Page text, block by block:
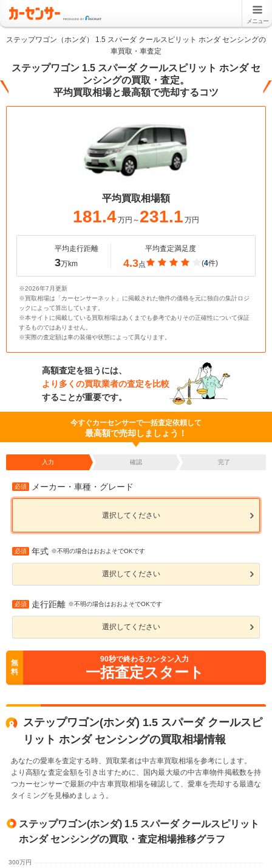
メニュー
ステップワゴン（ホンダ） 1.5 スパーダ クールスピリット ホンダ センシングの
車買取・車査定
ステップワゴン 1.5 スパーダ クールスピリット ホンダ セ
ンシングの買取・査定。
平均買取相場と最高額で売却するコツ
平均買取相場額
181.4万円～ 231.1 万円
平均走行距離
3万km
平均査定満足度
4.3点 (4件)
※2026年7月更新
※買取相場は「カーセンサーネット」に掲載された物件の価格を元に独自の集計ロジ
ックによって算出しています。
※本サイトに掲載している買取相場はあくまでも参考でありその正確性について保証
するものではありません。
※実際の査定額は車の装備や状態によって異なります。
高額査定を狙うには、
より多くの買取業者の査定を比較
することが重要です。
今すぐカーセンサーで一括査定依頼して
最高額で売却しましょう！
入力 確認 完了
必須 メーカー・車種・グレード
選択してください
必須 年式 ※不明の場合はおおよそでOKです
選択してください
必須 走行距離 ※不明の場合はおおよそでOKです
選択してください
無
料
90秒で終わるカンタン入力
一括査定スタート
ステップワゴン(ホンダ) 1.5 スパーダ クールスピ
リット ホンダ センシングの買取相場情報
あなたの愛車を査定する時、買取業者は中古車買取相場を参考にします。
より高額な査定金額を引き出すために、国内最大級の中古車物件掲載数を持
つカーセンサーで最新の中古車買取相場を確認して、愛車を売却する最適な
タイミングを見極めましょう。
ステップワゴン(ホンダ) 1.5 スパーダ クールスピリット
ホンダ センシングの買取・査定相場推移グラフ